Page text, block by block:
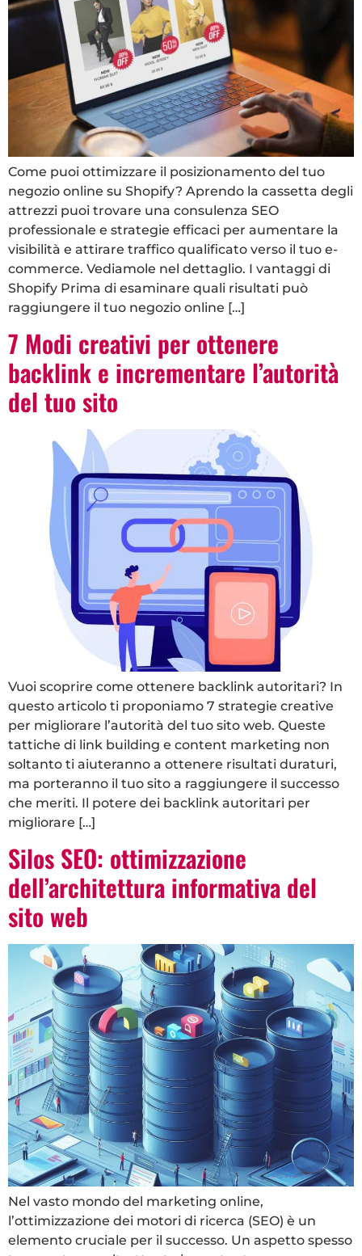
Come puoi ottimizzare il posizionamento del tuo
negozio online su Shopify? Aprendo la cassetta degli
attrezzi puoi trovare una consulenza SEO
professionale e strategie efficaci per aumentare la
visibilità e attirare traffico qualificato verso il tuo e-
commerce. Vediamole nel dettaglio. I vantaggi di
Shopify Prima di esaminare quali risultati può
raggiungere il tuo negozio online […]
7 Modi creativi per ottenere
backlink e incrementare l’autorità
del tuo sito
Vuoi scoprire come ottenere backlink autoritari? In
questo articolo ti proponiamo 7 strategie creative
per migliorare l’autorità del tuo sito web. Queste
tattiche di link building e content marketing non
soltanto ti aiuteranno a ottenere risultati duraturi,
ma porteranno il tuo sito a raggiungere il successo
che meriti. Il potere dei backlink autoritari per
migliorare […]
Silos SEO: ottimizzazione
dell’architettura informativa del
sito web
Nel vasto mondo del marketing online,
l’ottimizzazione dei motori di ricerca (SEO) è un
elemento cruciale per il successo. Un aspetto spesso